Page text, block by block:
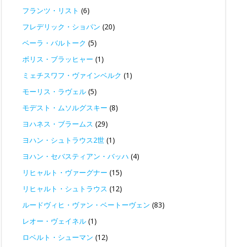
フランツ・リスト (6)
フレデリック・ショパン (20)
ベーラ・バルトーク (5)
ボリス・ブラッヒャー (1)
ミェチスワフ・ヴァインベルク (1)
モーリス・ラヴェル (5)
モデスト・ムソルグスキー (8)
ヨハネス・ブラームス (29)
ヨハン・シュトラウス2世 (1)
ヨハン・セバスティアン・バッハ (4)
リヒャルト・ヴァーグナー (15)
リヒャルト・シュトラウス (12)
ルードヴィヒ・ヴァン・ベートーヴェン (83)
レオー・ヴェイネル (1)
ロベルト・シューマン (12)